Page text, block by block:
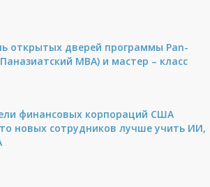
открытых дверей программы Pan-
MBA) и мастер – класс
финансовых корпораций США
новых сотрудников лучше учить ИИ,